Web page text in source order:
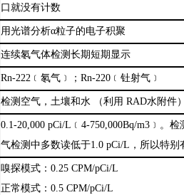
口就没有计数
用光谱分析α粒子的电子积聚
连续氡气体检测长期短期显示
Rn-222﹝氡气﹞；Rn-220﹝钍射气﹞
检测空气，土壤和水 （利用 RAD水附件
0.1-20,000 pCi/L﹝4-750,000Bq/m3﹞。
气检测中多数读低于1.0 pCi/L，所以特别
嗅探模式：0.25 CPM/pCi/L
正常模式：0.5 CPM/pCi/L